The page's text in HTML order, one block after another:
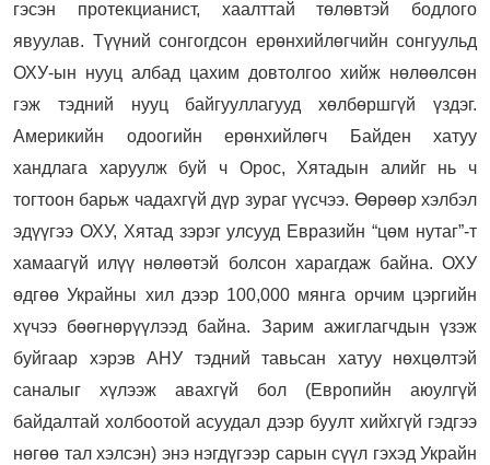
гэсэн протекцианист, хаалттай төлөвтэй бодлого
явуулав. Түүний сонгогдсон ерөнхийлөгчийн сонгуульд
ОХУ-ын нууц албад цахим довтолгоо хийж нөлөөлсөн
гэж тэдний нууц байгууллагууд хөлбөршгүй үздэг.
Америкийн одоогийн ерөнхийлөгч Байден хатуу
хандлага харуулж буй ч Орос, Хятадын алийг нь ч
тогтоон барьж чадахгүй дүр зураг үүсчээ. Өөрөөр хэлбэл
эдүүгээ ОХУ, Хятад зэрэг улсууд Евразийн “цөм нутаг”-т
хамаагүй илүү нөлөөтэй болсон харагдаж байна. ОХУ
өдгөө Украйны хил дээр 100,000 мянга орчим цэргийн
хүчээ бөөгнөрүүлээд байна. Зарим ажиглагчдын үзэж
буйгаар хэрэв АНУ тэдний тавьсан хатуу нөхцөлтэй
саналыг хүлээж авахгүй бол (Европийн аюулгүй
байдалтай холбоотой асуудал дээр буулт хийхгүй гэдгээ
нөгөө тал хэлсэн) энэ нэгдүгээр сарын сүүл гэхэд Украйн